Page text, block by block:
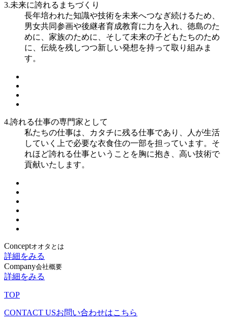
3.未来に誇れるまちづくり
長年培われた知識や技術を未来へつなぎ続けるため、
男女共同参画や後継者育成教育に力を入れ、徳島のた
めに、家族のために、そして未来の子どもたちのため
に、伝統を残しつつ新しい発想を持って取り組みま
す。
4.誇れる仕事の専門家として
私たちの仕事は、カタチに残る仕事であり、人が生活
していく上で必要な衣食住の一部を担っています。そ
れほど誇れる仕事ということを胸に抱き、高い技術で
貢献いたします。
Conceptオオタとは
詳細をみる
Company会社概要
詳細をみる
TOP
CONTACT USお問い合わせはこちら